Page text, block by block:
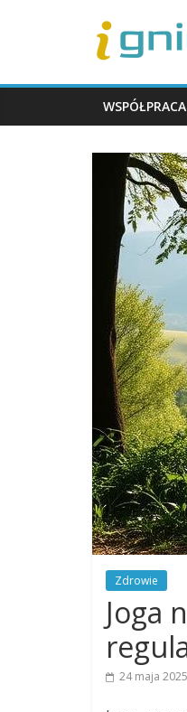
Zdrowie
Joga
24 maja 2025